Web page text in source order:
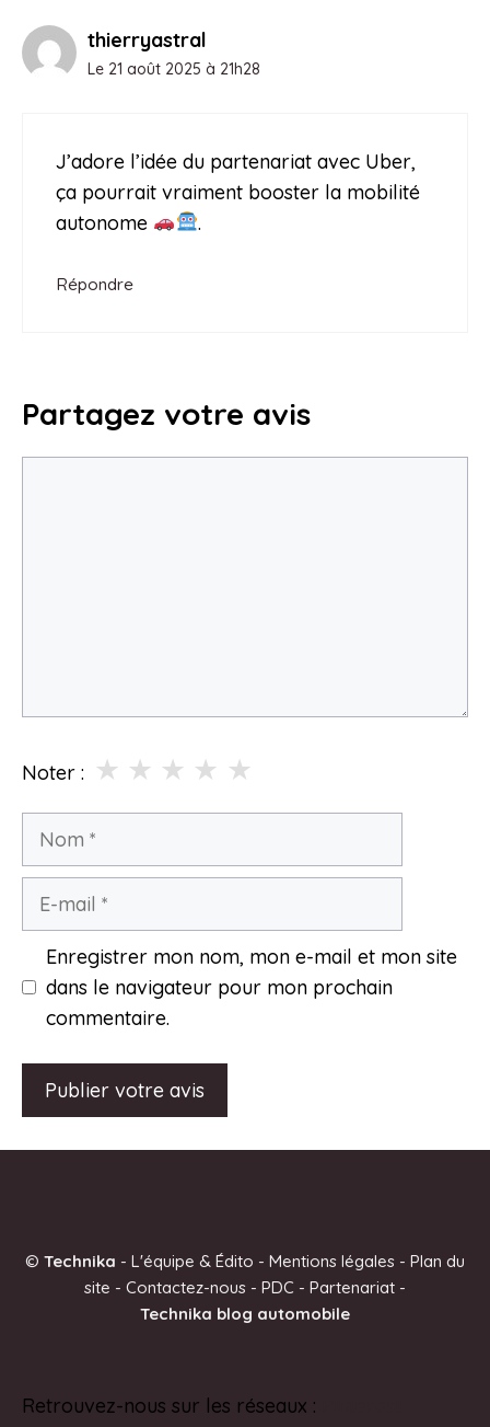
thierryastral
Le 21 août 2025 à 21h28
J’adore l’idée du partenariat avec Uber,
ça pourrait vraiment booster la mobilité
autonome
.
Répondre
Partagez votre avis
Noter : ★
★
★
★
★
Nom
Enregistrer mon nom, mon e-mail et mon site
dans le navigateur pour mon prochain
commentaire.
r
v
© Technika - L'équipe & Édito - Mentions légales - Plan du
site - Contactez-nous - PDC - Partenariat -
Technika blog automobile
Retrouvez-nous sur les réseaux :